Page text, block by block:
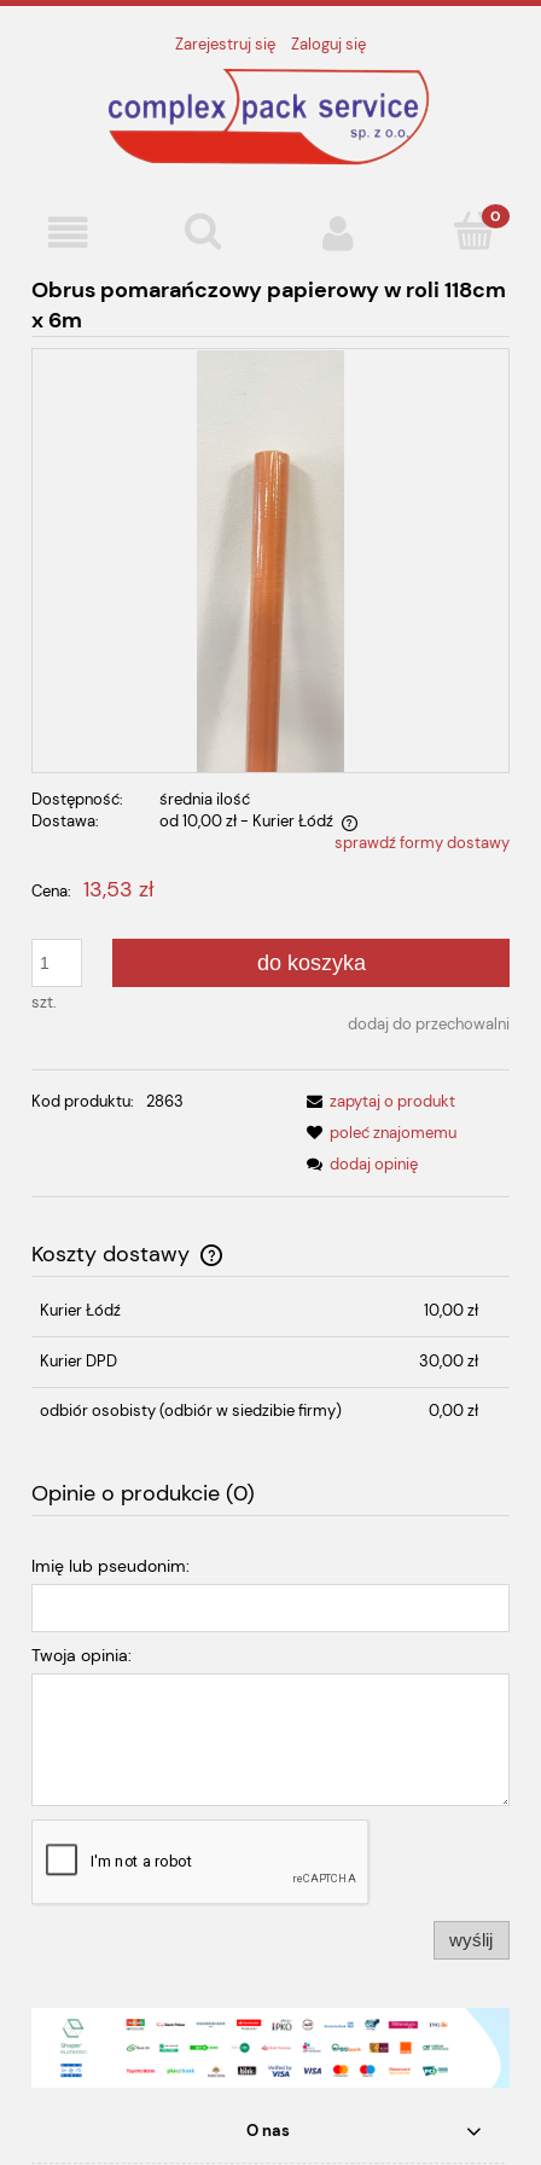
Zarejestruj się Zaloguj się
Obrus pomarańczowy papierowy w roli 118cm
x 6m
Dostępność:
średnia ilość
Dostawa:
od 10,00 zł - Kurier Łódź
Cena nie zawiera ewentualnych kosztów płatnościsprawdź formy dostawy
Cena: 13,53 zł
szt.
do koszyka
dodaj do przechowalni
Kod produktu: 2863
zapytaj o produkt
poleć znajomemu
dodaj opinię
Koszty dostawy
Cena nie zawiera ewentualnych kosztów płatności
Kurier Łódź 10,00 zł
Kurier DPD 30,00 zł
odbiór osobisty(odbiór w siedzibie firmy) 0,00 zł
Opinie o produkcie (0)
Imię lub pseudonim:
Twoja opinia:
wyślij
O nas